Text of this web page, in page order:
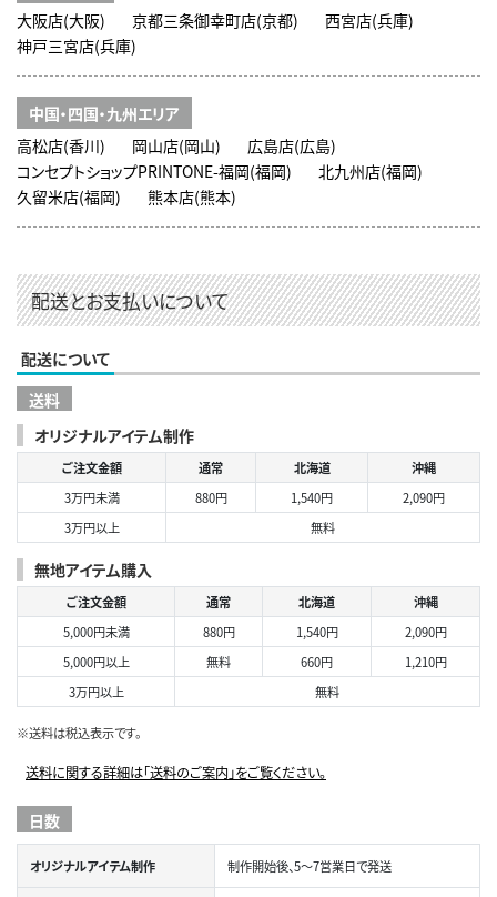
大阪店(大阪)
京都三条御幸町店(京都)
西宮店(兵庫)
神戸三宮店(兵庫)
中国・四国・九州エリア
高松店(香川)
岡山店(岡山)
広島店(広島)
コンセプトショップPRINTONE-福岡(福岡)
北九州店(福岡)
久留米店(福岡)
熊本店(熊本)
配送とお支払いについて
配送について
送料
オリジナルアイテム制作
ご注文金額 通常 北海道
沖縄
3万円未満
880円 1,540円
2,090円
3万円以上
無料
無地アイテム購入
ご注文金額 通常 北海道
沖縄
5,000円未満
880円 1,540円
2,090円
5,000円以上
無料 660円
1,210円
3万円以上
無料
※送料は税込表示です。
送料に関する詳細は「送料のご案内」をご覧ください。
日数
オリジナルアイテム制作 制作開始後、5～7営業日で発送